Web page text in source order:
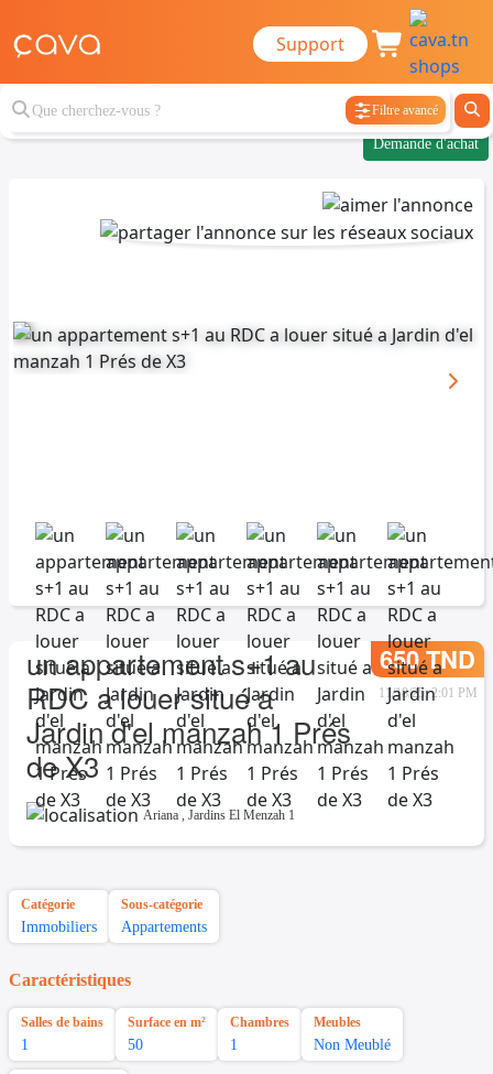
Support
Filtre avancé
Demande d'achat
un appartement s+1 au
RDC a louer situé a
Jardin d'el manzah 1 Prés
de X3
650 TND
11/18/25, 2:01 PM
Ariana , Jardins El Menzah 1
Catégorie
Immobiliers
Sous-catégorie
Appartements
Caractéristiques
Salles de bains
1
Surface en m²
50
Chambres
1
Meubles
Non Meublé